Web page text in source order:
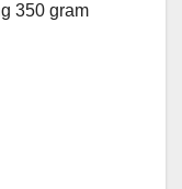
350 gram